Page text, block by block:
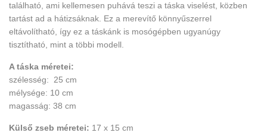
található, ami kellemesen puhává teszi a táska viselést, közben
tartást ad a hátizsáknak. Ez a merevítő könnyűszerrel
eltávolítható, így ez a táskánk is mosógépben ugyanúgy
tisztítható, mint a többi modell.
A táska méretei:
szélesség: 25 cm
mélysége: 10 cm
magasság: 38 cm
Külső zseb méretei: 17 x 15 cm